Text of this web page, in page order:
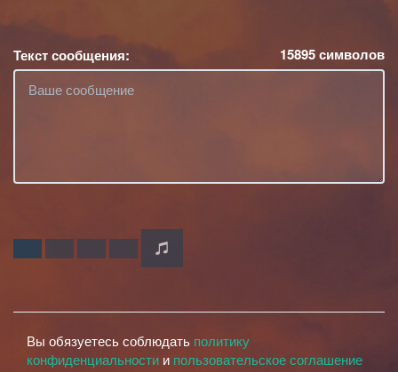
Текст сообщения: 15895символов
Вы обязуетесь соблюдать политику
конфиденциальности и пользовательское соглашение